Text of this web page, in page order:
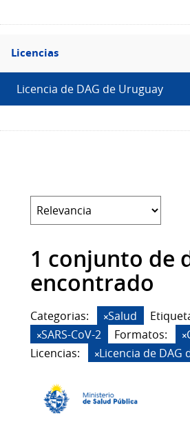
Filtro
Licencias
Licencias
Licencia de DAG de Uruguay
1 conjunto de
encontrado
Categorias: Salud
SARS-CoV-2
Formatos:
Licencias:
Licencia de DAG